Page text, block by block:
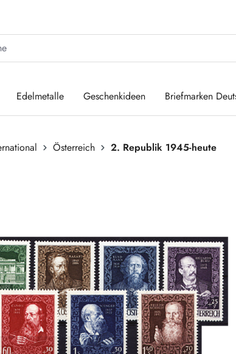
Edelmetalle Geschenkideen Briefmarken
Österreich
2. Republik 1945-heute